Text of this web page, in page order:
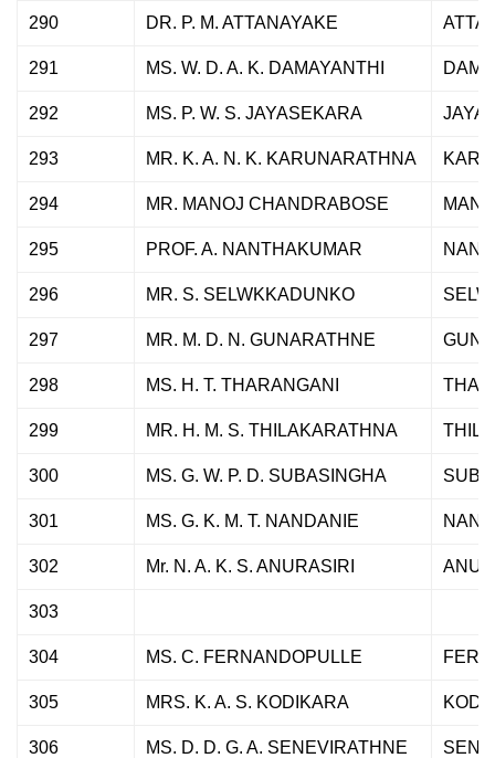
290 DR. P. M. ATTANAYAKE
291 MS. W. D. A. K. DAMAYANTHI
292 MS. P. W. S. JAYASEKARA
293 MR. K. A. N. K. KARUNARATHNA
294 MR. MANOJ CHANDRABOSE
295 PROF. A. NANTHAKUMAR
296 MR. S. SELWKKADUNKO
297 MR. M. D. N. GUNARATHNE
298 MS. H. T. THARANGANI
299 MR. H. M. S. THILAKARATHNA
300 MS. G. W. P. D. SUBASINGHA
301 MS. G. K. M. T. NANDANIE
302 Mr. N. A. K. S. ANURASIRI
303
304 MS. C. FERNANDOPULLE
305 MRS. K. A. S. KODIKARA
306 MS. D. D. G. A. SENEVIRATHNE